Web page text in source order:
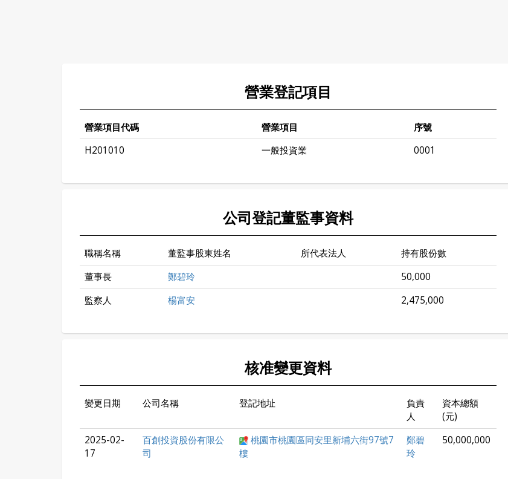
營業登記項目
營業項目代碼 營業項目 序號
H201010 一般投資業 0001
公司登記董監事資料
職稱名稱 董監事股東姓名 所代表法人
持有股份數
董事長
鄭碧玲
50,000
監察人
楊富安 2,475,000
核准變更資料
變更日期 公司名稱 登記地址
負責
人
資本總額
(元)
2025-02-
17
百創投資股份有限公
司
桃園市桃園區同安里新埔六街97號7
樓
鄭碧
玲
50,000,000